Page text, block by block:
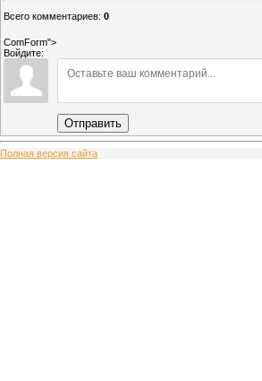
Всего комментариев: 0
ComForm">
Войдите:
Отправить
Полная версия сайта